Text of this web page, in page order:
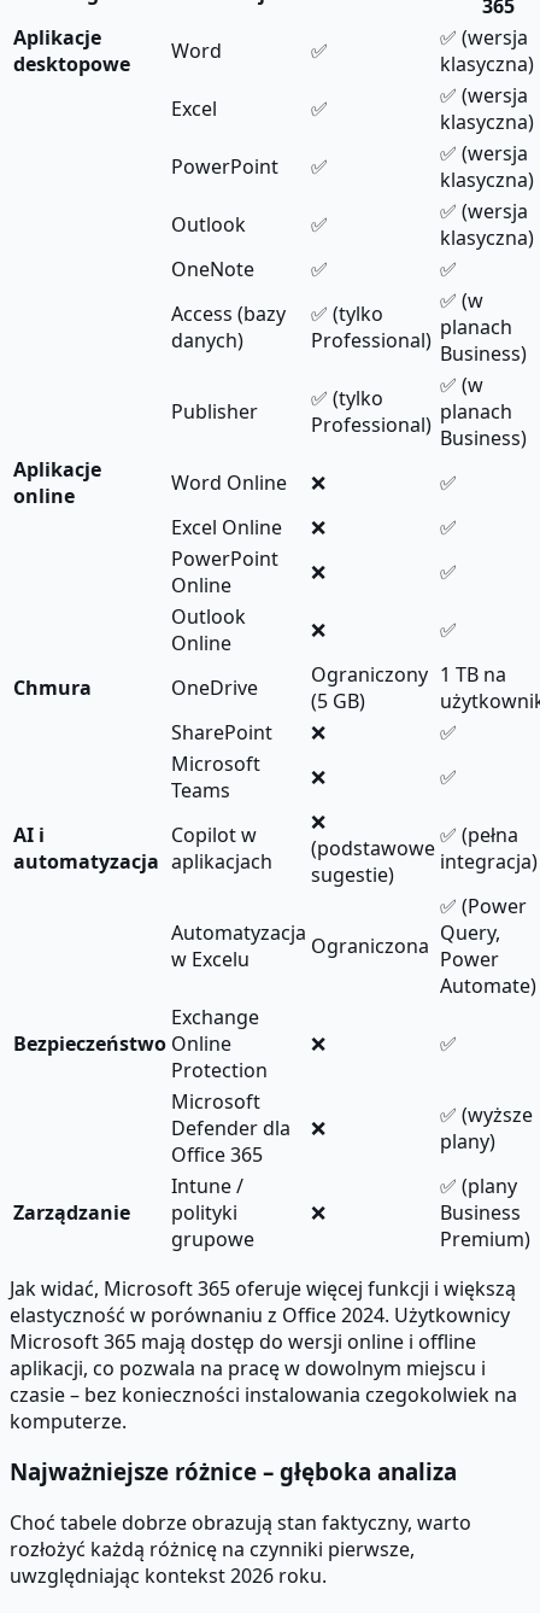
365
Aplikacje
desktopowe
Word ✅
✅ (wersja
klasyczna)
Excel
✅
✅ (wersja
klasyczna)
PowerPoint
✅
✅ (wersja
klasyczna)
Outlook
✅
✅ (wersja
klasyczna)
OneNote
✅
✅
Access (bazy
danych)
✅ (tylko
Professional)
✅ (w
planach
Business)
Publisher
✅ (tylko
Professional)
✅ (w
planach
Business)
Aplikacje
online
Word Online ❌
✅
Excel Online
❌
✅
PowerPoint
Online
❌
✅
Outlook
Online
❌ ✅
Chmura OneDrive
Ograniczony
(5 GB)
1 TB na
SharePoint
❌
✅
Microsoft
Teams
❌ ✅
AI i
automatyzacja
Copilot w
aplikacjach
❌
(podstawowe
sugestie)
✅ (pełna
integracja)
Automatyzacja
w Excelu
Ograniczona
✅ (Power
Query,
Power
Automate)
Bezpieczeństwo
Exchange
Online
Protection
❌ ✅
Microsoft
Defender dla
Office 365
❌
✅ (wyższe
plany)
Zarządzanie
Intune /
polityki
grupowe
❌
✅ (plany
Business
Premium)
Jak widać, Microsoft 365 oferuje więcej funkcji i większą
elastyczność w porównaniu z Office 2024. Użytkownicy
Microsoft 365 mają dostęp do wersji online i offline
aplikacji, co pozwala na pracę w dowolnym miejscu i
czasie – bez konieczności instalowania czegokolwiek na
komputerze.
Najważniejsze różnice – głęboka analiza
Choć tabele dobrze obrazują stan faktyczny, warto
rozłożyć każdą różnicę na czynniki pierwsze,
uwzględniając kontekst 2026 roku.